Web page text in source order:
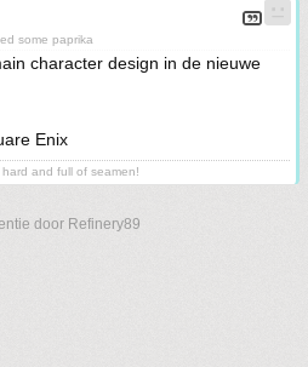
some paprika
character design in de nieuwe
Enix
and full of seamen!
door Refinery89